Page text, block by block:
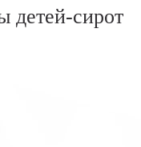
детей-сирот